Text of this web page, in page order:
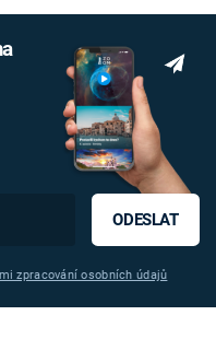
ODESLAT
zpracování osobních údajů